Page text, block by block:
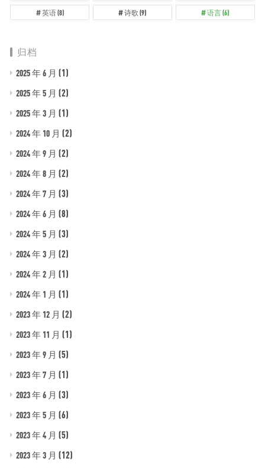
英语(8) 诗歌 (9) 语言(6)
归档
2025 年 6 月 (1)
2025 年 5 月 (2)
2025 年 3 月 (1)
2024 年 10 月 (2)
2024 年 9 月 (2)
2024 年 8 月 (2)
2024 年 7 月 (3)
2024 年 6 月 (8)
2024 年 5 月 (3)
2024 年 3 月 (2)
2024 年 2 月 (1)
2024 年 1 月 (1)
2023 年 12 月 (2)
2023 年 11 月 (1)
2023 年 9 月 (5)
2023 年 7 月 (1)
2023 年 6 月 (3)
2023 年 5 月 (6)
2023 年 4 月 (5)
2023 年 3 月 (12)